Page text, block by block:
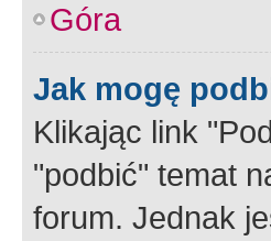
Góra
Jak mogę
Klikając link
"podbić" temat
forum. Jednak